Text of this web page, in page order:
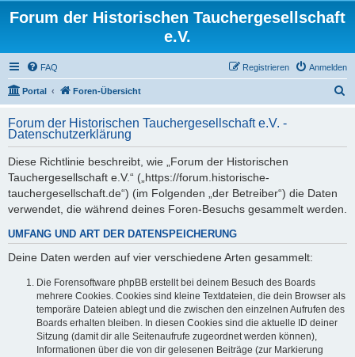
Forum der Historischen Tauchergesellschaft
e.V.
FAQ Anmelden
Registrieren
Portal Foren-Übersicht
h
Forum der Historischen Tauchergesellschaft e.V. -
Datenschutzerklärung
Diese Richtlinie beschreibt, wie „Forum der Historischen
Tauchergesellschaft e.V.“ („https://forum.historische-
tauchergesellschaft.de“) (im Folgenden „der Betreiber“) die Daten
verwendet, die während deines Foren-Besuchs gesammelt werden.
UMFANG UND ART DER DATENSPEICHERUNG
Deine Daten werden auf vier verschiedene Arten gesammelt:
Die Forensoftware phpBB erstellt bei deinem Besuch des Boards
mehrere Cookies. Cookies sind kleine Textdateien, die dein Browser als
temporäre Dateien ablegt und die zwischen den einzelnen Aufrufen des
Boards erhalten bleiben. In diesen Cookies sind die aktuelle ID deiner
Sitzung (damit dir alle Seitenaufrufe zugeordnet werden können),
Informationen über die von dir gelesenen Beiträge (zur Markierung